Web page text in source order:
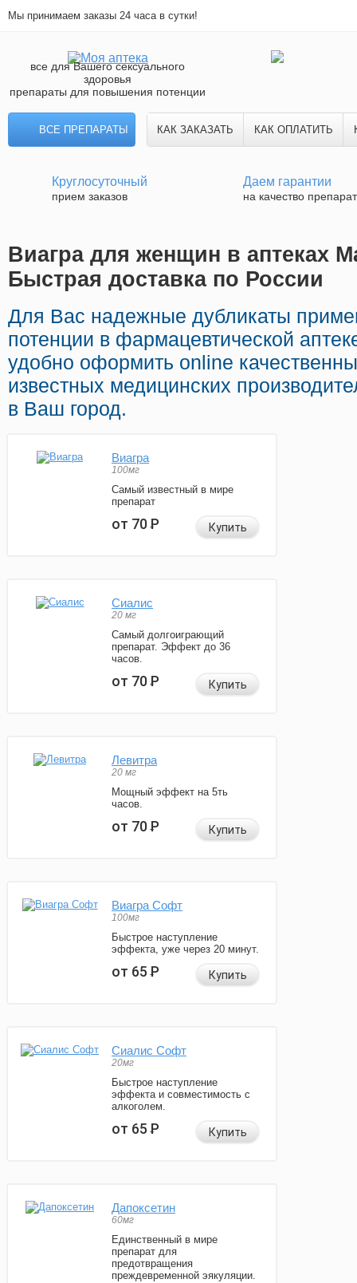
Мы принимаем заказы 24 часа в сутки!
все для Вашего сексуального
здоровья
препараты для повышения потенции
ВСЕ ПРЕПАРАТЫ КАК ЗАКАЗАТЬ КАК ОПЛАТИТЬ
Круглосуточный
прием заказов
Даем гарантии
на качество
Виагра для женщин в аптеках
Быстрая доставка по России
Для Вас надежные дубликаты
потенции в фармацевтической
удобно оформить online
известных медицинских
в Ваш город.
Виагра
100мг
Самый известный в мире
препарат
от 70Р Купить
Сиалис
20 мг
Самый долгоиграющий
препарат. Эффект до 36
часов.
от 70Р Купить
Левитра
20 мг
Мощный эффект на 5ть
часов.
от 70Р Купить
Виагра Софт
100мг
Быстрое наступление
эффекта, уже через 20 минут.
от 65Р Купить
Сиалис Софт
20мг
Быстрое наступление
эффекта и совместимость с
алкоголем.
от 65Р Купить
Дапоксетин
60мг
Единственный в мире
препарат для
предотвращения
преждевременной эякуляции.